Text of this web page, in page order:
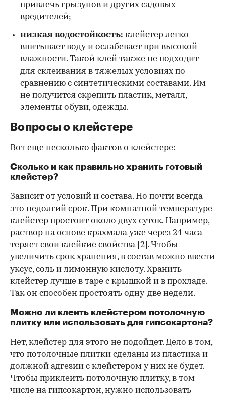
привлечь грызунов и других садовых
вредителей;
низкая водостойкость: клейстер легко
впитывает воду и ослабевает при высокой
влажности. Такой клей также не подходит
для склеивания в тяжелых условиях по
сравнению с синтетическими составами. Им
не получится скрепить пластик, металл,
элементы обуви, одежды.
Вопросы о клейстере
Вот еще несколько фактов о клейстере:
Сколько и как правильно хранить готовый
клейстер?
Зависит от условий и состава. Но почти всегда
это недолгий срок. При комнатной температуре
клейстер простоит около двух суток. Например,
раствор на основе крахмала уже через 24 часа
теряет свои клейкие свойства [2] . Чтобы
увеличить срок хранения, в состав можно ввести
уксус, соль и лимонную кислоту. Хранить
клейстер лучше в таре с крышкой и в прохладе.
Так он способен простоять одну-две недели.
Можно ли клеить клейстером потолочную
плитку или использовать для гипсокартона?
Нет, клейстер для этого не подойдет. Дело в том,
что потолочные плитки сделаны из пластика и
должной адгезии с клейстером у них не будет.
Чтобы приклеить потолочную плитку, в том
числе на гипсокартон, нужно использовать